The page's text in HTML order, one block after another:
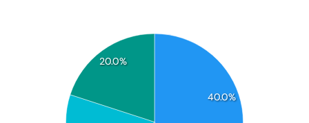
40.0%
20.0%